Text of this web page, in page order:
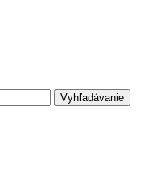
Vyhľadávanie